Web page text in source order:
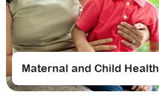
Maternal and Child Health